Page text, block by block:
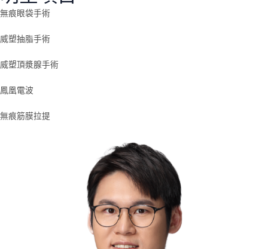
無痕眼袋手術
威塑抽脂手術
威塑頂漿腺手術
鳳凰電波
無痕筋膜拉提